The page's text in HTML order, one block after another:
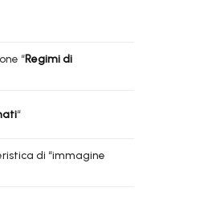
“Regimi di
“
di “immagine